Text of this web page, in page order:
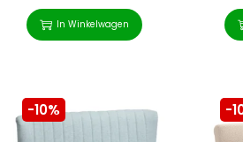
In Winkelwagen
-10% -